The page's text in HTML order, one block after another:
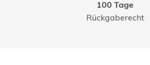
100 Tage
Rückgaberecht